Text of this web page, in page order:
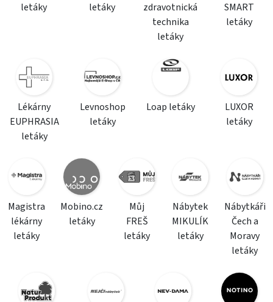
letáky
letáky
zdravotnická
technika
letáky
SMART
letáky
Lékárny
EUPHRASIA
letáky
Levnoshop
letáky
Loap letáky
LUXOR
letáky
Magistra
lékárny
letáky
Mobino.cz
letáky
Můj
FREŠ
letáky
Nábytek
MIKULÍK
letáky
Nábytkáři
Čech a
Moravy
letáky